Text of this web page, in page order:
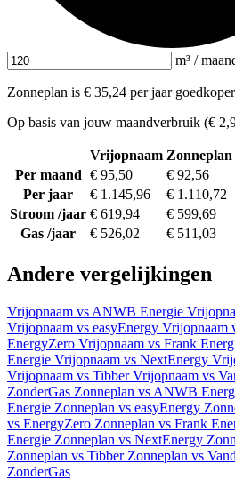
m³ /
Zonneplan is € 35,24 per jaar goedkoper
Op basis van jouw maandverbruik (€
Vrijopnaam Zonneplan
Per maand € 95,50 € 92,56
Per jaar
€ 1.145,96 € 1.110,72
Stroom /jaar € 619,94
€ 599,69
Gas /jaar
€ 526,02 € 511,03
Andere vergelijkingen
Vrijopnaam vs ANWB Energie
Vrijopnaam vs easyEnergy Vrijopnaam
EnergyZero Vrijopnaam vs Frank
Energie Vrijopnaam vs NextEnergy
Vrijopnaam vs TibberVrijopnaam vs
ZonderGas Zonneplan vs ANWB
Energie Zonneplan vs easyEnergy
vs EnergyZero Zonneplan vs Frank
Energie Zonneplan vs NextEnergy
Zonneplan vs Tibber Zonneplan vs
ZonderGas